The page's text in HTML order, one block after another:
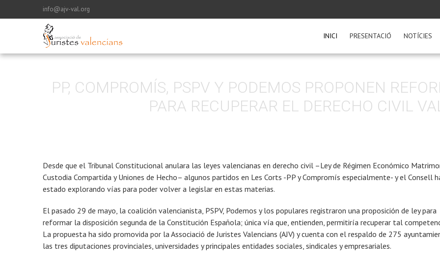
info@ajv-val.org
INICI PRESENTACIÓ NOTÍCIES
PP, COMPROMÍS, PSPV Y PODEMOS PROPONEN
PARA RECUPERAR EL DERECHO CIVIL
Desde que el Tribunal Constitucional anulara las leyes valencianas en derecho civil –Ley de Régimen Económico
Custodia Compartida y Uniones de Hecho– algunos partidos en Les Corts -PP y Compromís especialmente- y el Consell
estado explorando vías para poder volver a legislar en estas materias.
El pasado 29 de mayo, la coalición valencianista, PSPV, Podemos y los populares registraron una proposición de ley para
reformar la disposición segunda de la Constitución Española; única vía que, entienden, permitiría recuperar tal
La propuesta ha sido promovida por la Associació de Juristes Valencians (AJV) y cuenta con el respaldo de 275
las tres diputaciones provinciales, universidades y principales entidades sociales, sindicales y empresariales.